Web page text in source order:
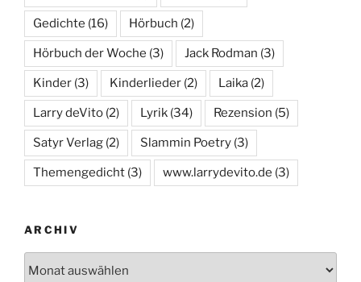
Gedichte (16) Hörbuch (2)
Hörbuch der Woche (3) Jack Rodman (3)
Kinder (3) Kinderlieder (2) Laika (2)
Larry deVito (2) Lyrik (34) Rezension (5)
Satyr Verlag (2) Slammin Poetry (3)
Themengedicht (3) www.larrydevito.de (3)
ARCHIV